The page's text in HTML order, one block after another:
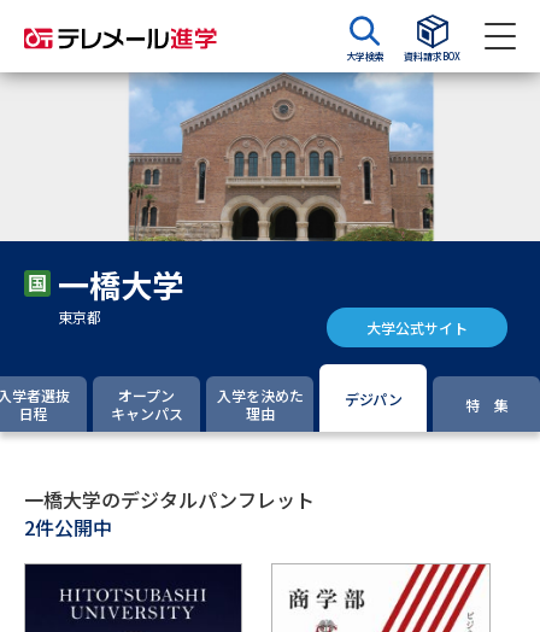
大学検索 資料請求BOX
資料請求 資料検索
大学・短大の資料種類から請求
大学パンフ
大学入学共通テスト利用選抜の
募集要項＆願書
過去問題集
専門学校の資料請求
留学・進学関連、塾・予備校
大学入学共通テスト「受験案
内」の請求
一橋大学
東京都 大学公式サイト
学者選抜
日程
オープン
キャンパス
入学を決めた
理由
デジパン 特 集
一橋大学のデジタルパンフレット
2件公開中